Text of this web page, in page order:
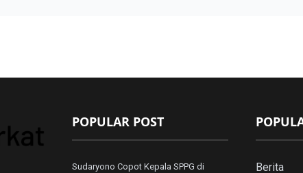
POPULAR POST
Sudaryono Copot Kepala SPPG di Berita